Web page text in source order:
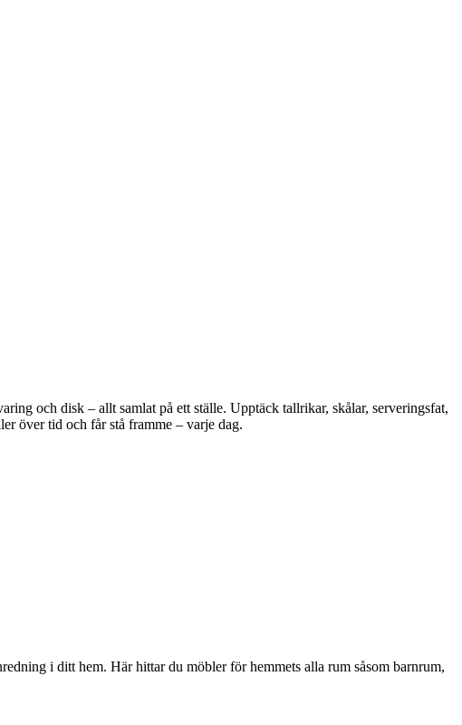
och disk – allt samlat på ett ställe. Upptäck tallrikar, skålar, serveringsfat,
över tid och får stå framme – varje dag.
i ditt hem. Här hittar du möbler för hemmets alla rum såsom barnrum,